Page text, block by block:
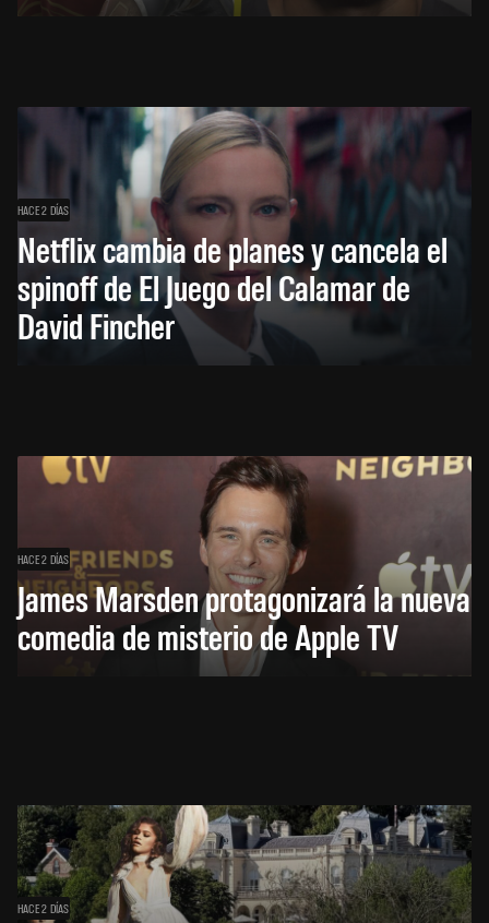
HACE 2 DÍAS
Netflix cambia de planes y cancela el
spinoff de El Juego del Calamar de
David Fincher
HACE 2 DÍAS
James Marsden protagonizará la nueva
comedia de misterio de Apple TV
HACE 2 DÍAS